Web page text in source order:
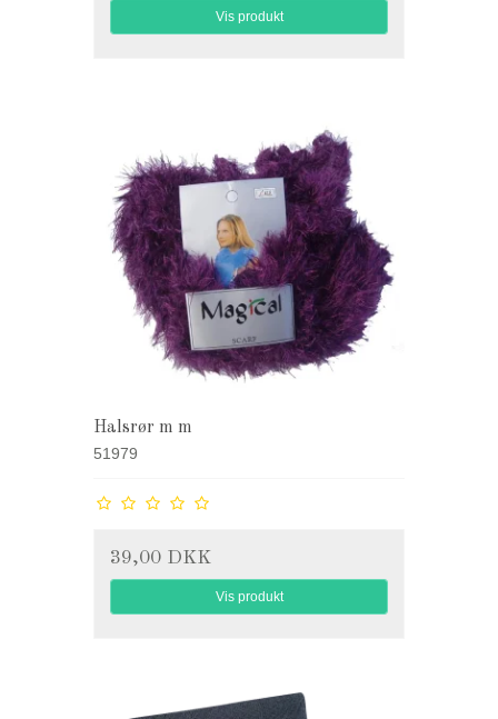
Vis produkt
Halsrør m m
51979
39,00 DKK
Vis produkt